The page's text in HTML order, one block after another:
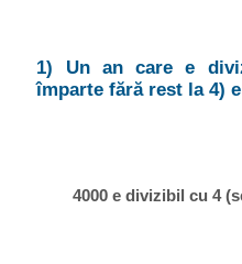
1) Un an care e
împarte fără rest la 4)
4000 e divizibil cu 4